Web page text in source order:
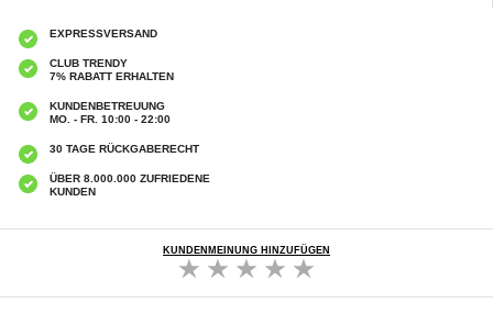
EXPRESSVERSAND
CLUB TRENDY
7% RABATT ERHALTEN
KUNDENBETREUUNG
MO. - FR. 10:00 - 22:00
30 TAGE RÜCKGABERECHT
ÜBER 8.000.000 ZUFRIEDENE
KUNDEN
KUNDENMEINUNG HINZUFÜGEN